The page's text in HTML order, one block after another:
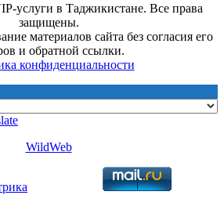
услуги в Таджикистане. Все права
защищены.
материалов сайта без согласия его
и обратной ссылки.
конфиденциальности
WildWeb